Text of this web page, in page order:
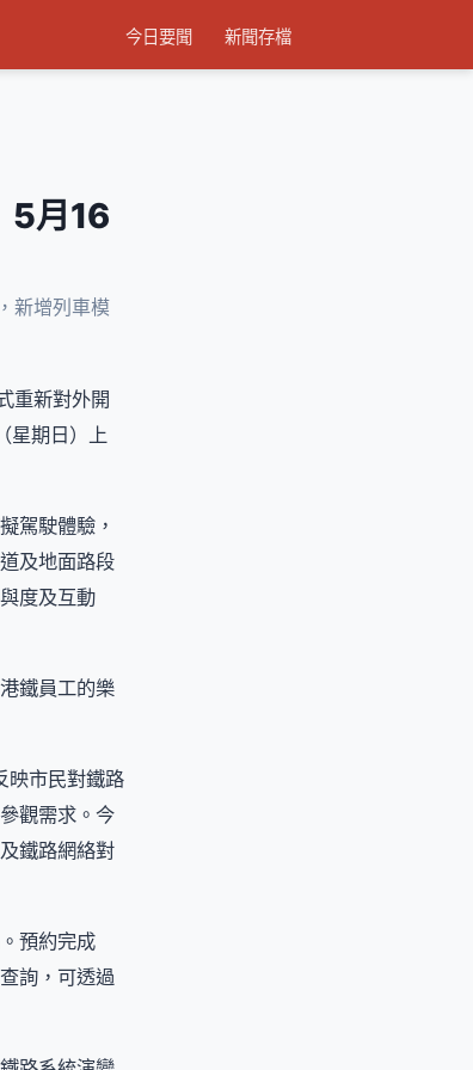
今日要聞 新聞存檔
5月16
新增列車模
重新對外開
星期日）上
駕駛體驗，
及地面路段
度及互動
鐵員工的樂
映市民對鐵路
觀需求。今
鐵路網絡對
預約完成
詢，可透過